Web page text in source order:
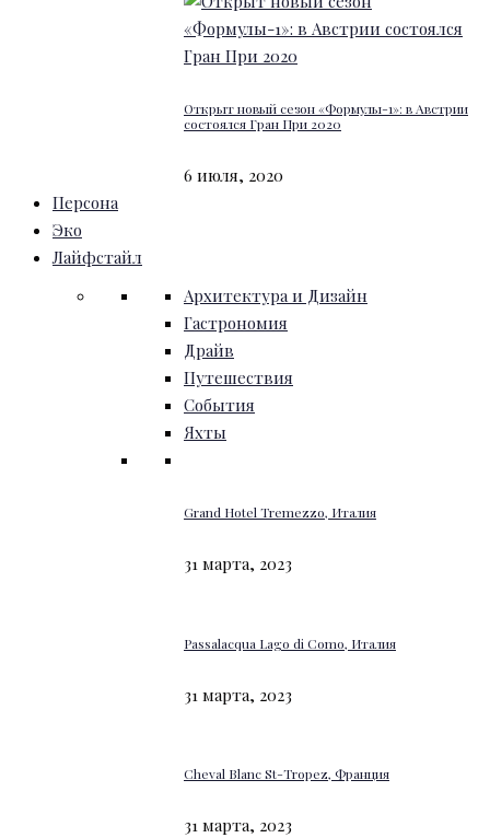
Открыт новый сезон «Формулы-1»: в Австрии
состоялся Гран При 2020
6 июля, 2020
Персона
Эко
Лайфстайл
Архитектура и Дизайн
Гастрономия
Драйв
Путешествия
События
Яхты
Grand Hotel Tremezzo, Италия
31 марта, 2023
Passalacqua Lago di Como, Италия
31 марта, 2023
Cheval Blanc St-Tropez, Франция
31 марта, 2023